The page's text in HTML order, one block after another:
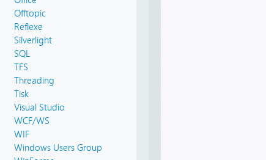
Offtopic
Reflexe
Silverlight
SQL
TFS
Threading
Tisk
Visual Studio
WCF/WS
WIF
Windows Users Group